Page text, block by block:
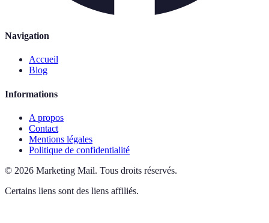
Navigation
Accueil
Blog
Informations
A propos
Contact
Mentions légales
Politique de confidentialité
© 2026 Marketing Mail. Tous droits réservés.
Certains liens sont des liens affiliés.